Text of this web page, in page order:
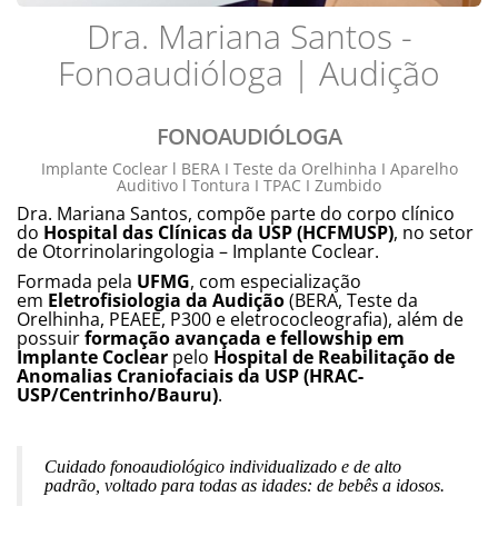
Dra. Mariana Santos -
Fonoaudióloga | Audição
FONOAUDIÓLOGA
Implante Coclear l BERA I Teste da Orelhinha I Aparelho
Auditivo l Tontura I TPAC I Zumbido
Dra. Mariana Santos, compõe parte do corpo clínico
do Hospital das Clínicas da USP (HCFMUSP), no setor
de Otorrinolaringologia – Implante Coclear.
Formada pela UFMG, com especialização
em Eletrofisiologia da Audição(BERA, Teste da
Orelhinha, PEAEE, P300 e eletrococleografia), além de
possuirformação avançada e fellowship em
Implante Coclear pelo Hospital de Reabilitação de
Anomalias Craniofaciais da USP (HRAC-
USP/Centrinho/Bauru).
Cuidado fonoaudiológico individualizado e de alto
padrão, voltado para todas as idades: de bebês a idosos.